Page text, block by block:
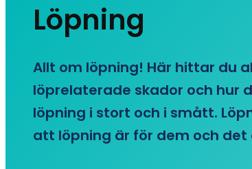
Löpning
Allt om löpning! Här hittar du
löprelaterade skador och hur
löpning i stort och i smått.
att löpning är för dem och det